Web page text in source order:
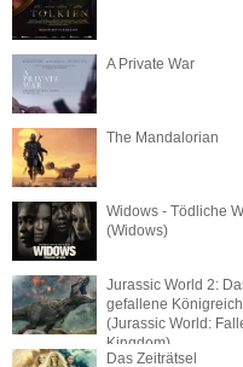
A Private War
The Mandalorian
Widows - Tödliche
(Widows)
Jurassic World 2:
gefallene Königreich
(Jurassic World:
Kingdom)
Das Zeiträtsel